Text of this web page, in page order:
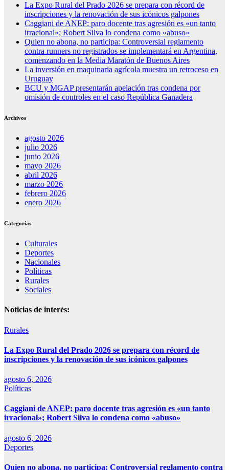
La Expo Rural del Prado 2026 se prepara con récord de
inscripciones y la renovación de sus icónicos galpones
Caggiani de ANEP: paro docente tras agresión es «un tanto
irracional»; Robert Silva lo condena como «abuso»
Quien no abona, no participa: Controversial reglamento
contra runners no registrados se implementará en Argentina,
comenzando en la Media Maratón de Buenos Aires
La inversión en maquinaria agrícola muestra un retroceso en
Uruguay
BCU y MGAP presentarán apelación tras condena por
omisión de controles en el caso República Ganadera
Archivos
agosto 2026
julio 2026
junio 2026
mayo 2026
abril 2026
marzo 2026
febrero 2026
enero 2026
Categorías
Culturales
Deportes
Nacionales
Políticas
Rurales
Sociales
Noticias de interés:
Rurales
La Expo Rural del Prado 2026 se prepara con récord de
inscripciones y la renovación de sus icónicos galpones
agosto 6, 2026
Políticas
Caggiani de ANEP: paro docente tras agresión es «un tanto
irracional»; Robert Silva lo condena como «abuso»
agosto 6, 2026
Deportes
Quien no abona, no participa: Controversial reglamento contra